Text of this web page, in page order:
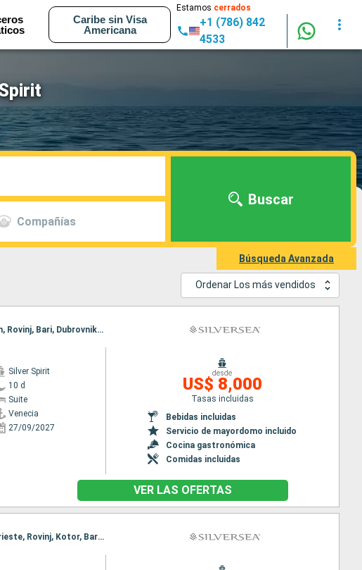
Caribe sin Visa
Americana
Estamos cerrados
+1 (786) 842
4533
Compañías
Buscar
Búsqueda Avanzada
Ordenar Los más vendidos
Itinerario : Venecia, Piran, Rovinj, Bari, Dubrovnik, Kotor, Spetses, Zadar, Venecia, Piran, Rovinj, Bari, Dubrovnik, Kotor, Spetses, Zadar, Venecia
Silver Spirit
10 d
Suite
Venecia
27/09/2027
desde
US$ 8,000
Tasas incluidas
Bebidas incluidas
Servicio de mayordomo incluido
Cocina gastronómica
Comidas incluidas
VER LAS OFERTAS
Itinerario : Venecia, Trieste, Rovinj, Kotor, Bari, Dubrovnik, Spetses, Zadar, Venecia, Trieste, Rovinj, Kotor, Bari, Dubrovnik, Spetses, Zadar, Venecia